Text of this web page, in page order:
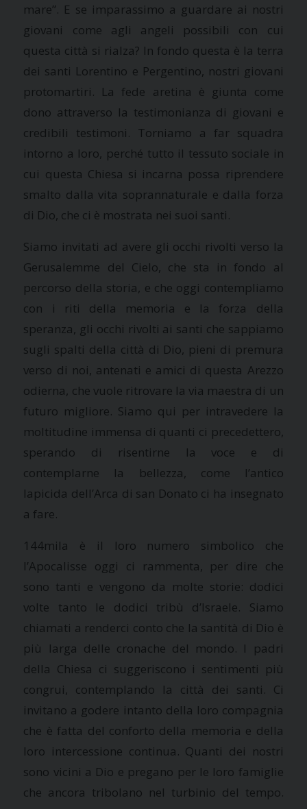
mare”. E se imparassimo a guardare ai nostri
giovani come agli angeli possibili con cui
questa città si rialza? In fondo questa è la terra
dei santi Lorentino e Pergentino, nostri giovani
protomartiri. La fede aretina è giunta come
dono attraverso la testimonianza di giovani e
credibili testimoni. Torniamo a far squadra
intorno a loro, perché tutto il tessuto sociale in
cui questa Chiesa si incarna possa riprendere
smalto dalla vita soprannaturale e dalla forza
di Dio, che ci è mostrata nei suoi santi.
Siamo invitati ad avere gli occhi rivolti verso la
Gerusalemme del Cielo, che sta in fondo al
percorso della storia, e che oggi contempliamo
con i riti della memoria e la forza della
speranza, gli occhi rivolti ai santi che sappiamo
sugli spalti della città di Dio, pieni di premura
verso di noi, antenati e amici di questa Arezzo
odierna, che vuole ritrovare la via maestra di un
futuro migliore. Siamo qui per intravedere la
moltitudine immensa di quanti ci precedettero,
sperando di risentirne la voce e di
contemplarne la bellezza, come l’antico
lapicida dell’Arca di san Donato ci ha insegnato
a fare.
144mila è il loro numero simbolico che
l’Apocalisse oggi ci rammenta, per dire che
sono tanti e vengono da molte storie: dodici
volte tanto le dodici tribù d’Israele. Siamo
chiamati a renderci conto che la santità di Dio è
più larga delle cronache del mondo. I padri
della Chiesa ci suggeriscono i sentimenti più
congrui, contemplando la città dei santi. Ci
invitano a godere intanto della loro compagnia
che è fatta del conforto della memoria e della
loro intercessione continua. Quanti dei nostri
sono vicini a Dio e pregano per le loro famiglie
che ancora tribolano nel turbinio del tempo.